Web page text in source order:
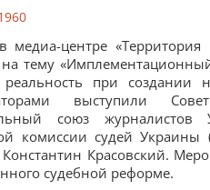
медиа-центре «Территория
тему
при создании
выступили
союз журналистов
комиссии судей Украины
Красовский.
судебной реформе.